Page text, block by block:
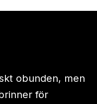
obunden, men
för